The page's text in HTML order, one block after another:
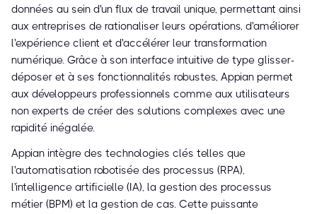
données au sein d'un flux de travail unique, permettant ainsi
aux entreprises de rationaliser leurs opérations, d'améliorer
l'expérience client et d'accélérer leur transformation
numérique. Grâce à son interface intuitive de type glisser-
déposer et à ses fonctionnalités robustes, Appian permet
aux développeurs professionnels comme aux utilisateurs
non experts de créer des solutions complexes avec une
rapidité inégalée.
Appian intègre des technologies clés telles que
l'automatisation robotisée des processus (RPA),
l'intelligence artificielle (IA), la gestion des processus
métier (BPM) et la gestion de cas. Cette puissante